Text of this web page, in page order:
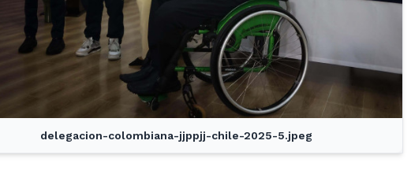
delegacion-colombiana-jjppjj-chile-2025-5.jpeg